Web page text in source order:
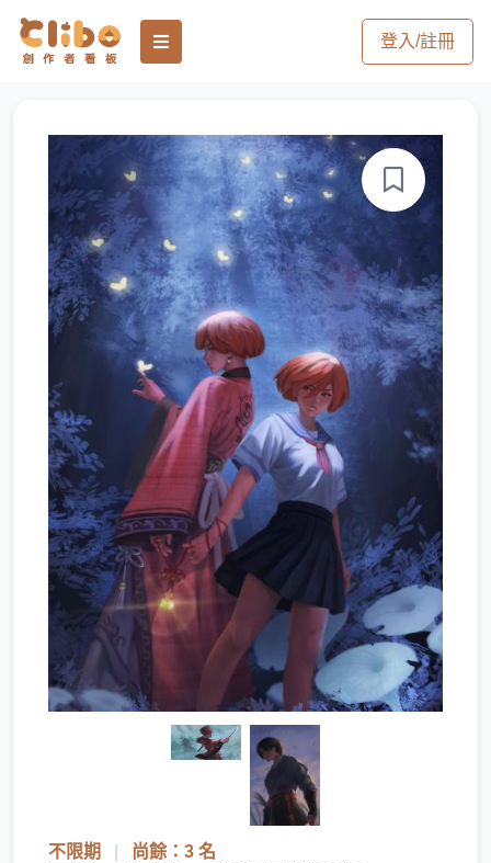
登入/註冊
不限期 尚餘：3 名